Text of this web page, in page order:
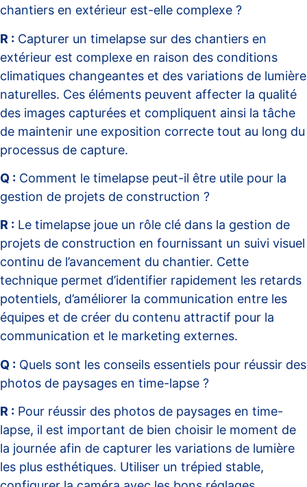
chantiers en extérieur est-elle complexe ?
R : Capturer un timelapse sur des chantiers en
extérieur est complexe en raison des conditions
climatiques changeantes et des variations de lumière
naturelles. Ces éléments peuvent affecter la qualité
des images capturées et compliquent ainsi la tâche
de maintenir une exposition correcte tout au long du
processus de capture.
Q : Comment le timelapse peut-il être utile pour la
gestion de projets de construction ?
R : Le timelapse joue un rôle clé dans la gestion de
projets de construction en fournissant un suivi visuel
continu de l’avancement du chantier. Cette
technique permet d’identifier rapidement les retards
potentiels, d’améliorer la communication entre les
équipes et de créer du contenu attractif pour la
communication et le marketing externes.
Q : Quels sont les conseils essentiels pour réussir des
photos de paysages en time-lapse ?
R : Pour réussir des photos de paysages en time-
lapse, il est important de bien choisir le moment de
la journée afin de capturer les variations de lumière
les plus esthétiques. Utiliser un trépied stable,